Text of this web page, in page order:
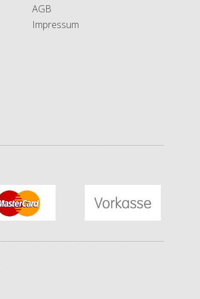
AGB
Impressum